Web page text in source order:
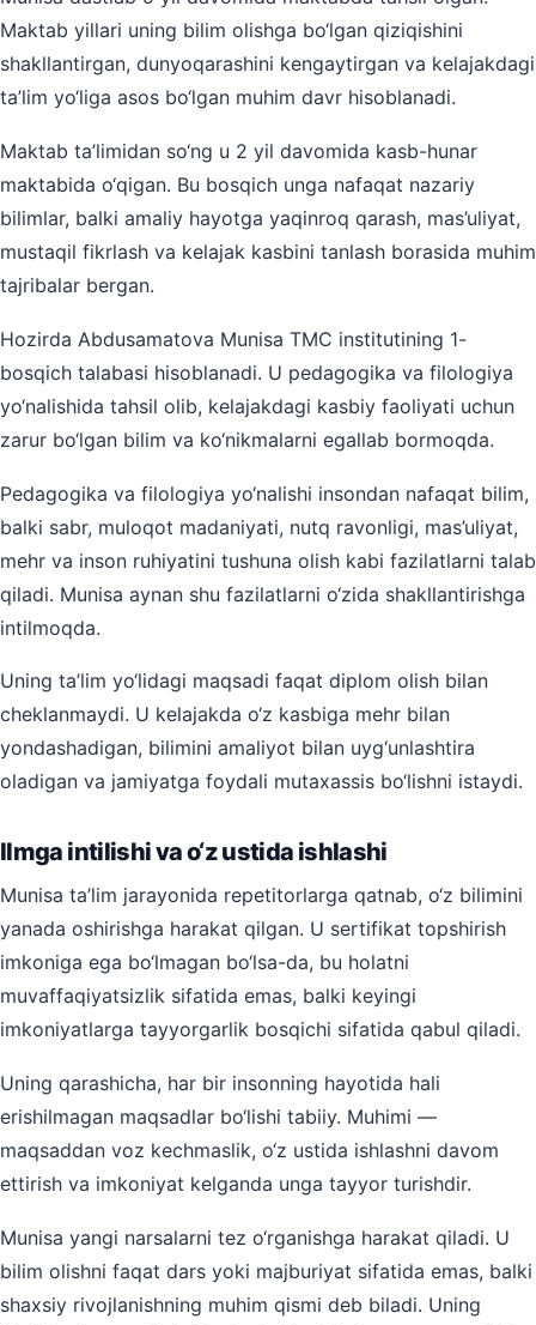
Maktab yillari uning bilim olishga bo‘lgan qiziqishini
shakllantirgan, dunyoqarashini kengaytirgan va kelajakdagi
ta’lim yo‘liga asos bo‘lgan muhim davr hisoblanadi.
Maktab ta’limidan so‘ng u 2 yil davomida kasb-hunar
maktabida o‘qigan. Bu bosqich unga nafaqat nazariy
bilimlar, balki amaliy hayotga yaqinroq qarash, mas’uliyat,
mustaqil fikrlash va kelajak kasbini tanlash borasida muhim
tajribalar bergan.
Hozirda Abdusamatova Munisa TMC institutining 1-
bosqich talabasi hisoblanadi. U pedagogika va filologiya
yo‘nalishida tahsil olib, kelajakdagi kasbiy faoliyati uchun
zarur bo‘lgan bilim va ko‘nikmalarni egallab bormoqda.
Pedagogika va filologiya yo‘nalishi insondan nafaqat bilim,
balki sabr, muloqot madaniyati, nutq ravonligi, mas’uliyat,
mehr va inson ruhiyatini tushuna olish kabi fazilatlarni talab
qiladi. Munisa aynan shu fazilatlarni o‘zida shakllantirishga
intilmoqda.
Uning ta’lim yo‘lidagi maqsadi faqat diplom olish bilan
cheklanmaydi. U kelajakda o‘z kasbiga mehr bilan
yondashadigan, bilimini amaliyot bilan uyg‘unlashtira
oladigan va jamiyatga foydali mutaxassis bo‘lishni istaydi.
Ilmga intilishi va o‘z ustida ishlashi
Munisa ta’lim jarayonida repetitorlarga qatnab, o‘z bilimini
yanada oshirishga harakat qilgan. U sertifikat topshirish
imkoniga ega bo‘lmagan bo‘lsa-da, bu holatni
muvaffaqiyatsizlik sifatida emas, balki keyingi
imkoniyatlarga tayyorgarlik bosqichi sifatida qabul qiladi.
Uning qarashicha, har bir insonning hayotida hali
erishilmagan maqsadlar bo‘lishi tabiiy. Muhimi —
maqsaddan voz kechmaslik, o‘z ustida ishlashni davom
ettirish va imkoniyat kelganda unga tayyor turishdir.
Munisa yangi narsalarni tez o‘rganishga harakat qiladi. U
bilim olishni faqat dars yoki majburiyat sifatida emas, balki
shaxsiy rivojlanishning muhim qismi deb biladi. Uning